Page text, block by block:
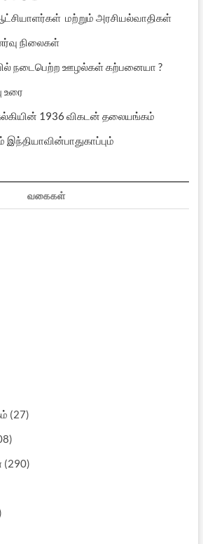
மற்றும் அரசியல்வாதிகள்
நிலைகள்
நடைபெற்ற ஊழல்கள் கற்பனையா ?
உரை
1936 விகடன் தலையங்கம்
வகைகள்
(27)
(290)